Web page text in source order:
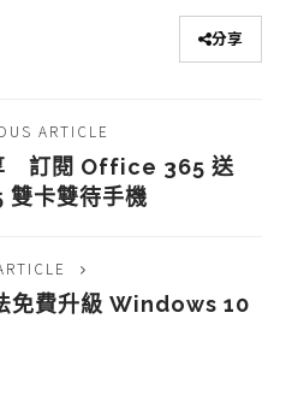
分享
ARTICLE
訂閱 Office 365 送
卡雙待手機
免費升級 Windows 10